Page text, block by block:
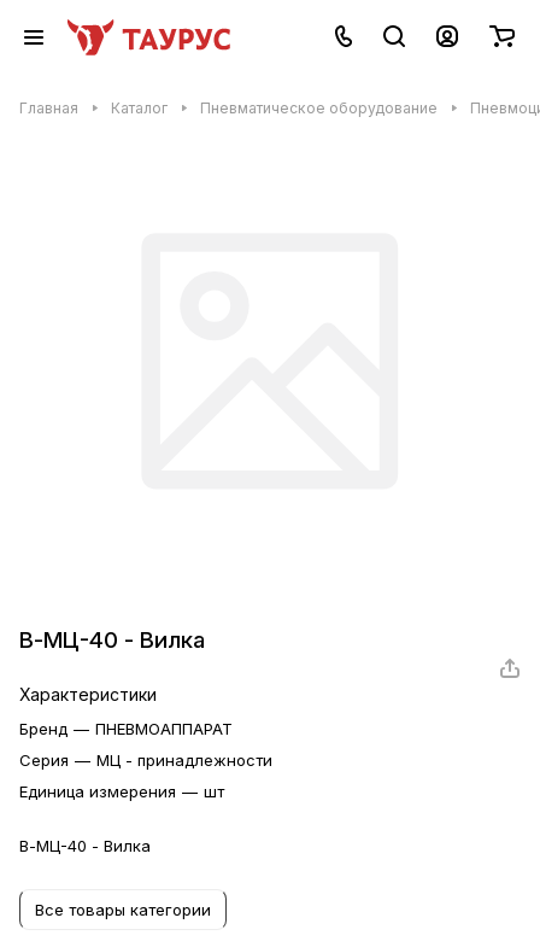
Главная Каталог Пневматическое оборудование
В-МЦ-40 - Вилка
Характеристики
Бренд — ПНЕВМОАППАРАТ
Серия — МЦ - принадлежности
Единица измерения — шт
В-МЦ-40 - Вилка
Все товары категории